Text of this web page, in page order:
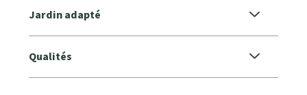
Jardin adapté
Qualités